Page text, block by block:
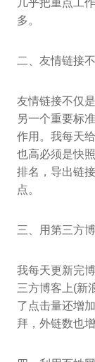
多。
二、友情链接
友情链接不仅
另一个重要标
作用。我每天
也高必须是快
排名，导出链
点。
三、用第三方
我每天更新完
三方博客上(新
了点击量还增
拜，外链数也